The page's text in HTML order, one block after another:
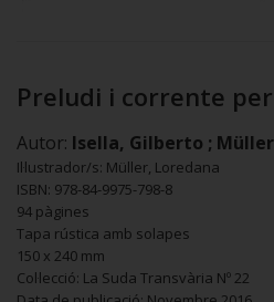
Preludi i corrente
Autor: Isella, Gilberto ;
Il·lustrador/s: Müller, Loredana
ISBN: 978-84-9975-798-8
94 pàgines
Tapa rústica amb solapes
150 x 240 mm
Col·lecció: La Suda Transvària Nº 22